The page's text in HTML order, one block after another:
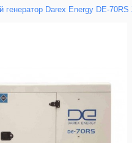
генератор Darex Energy DE-70RS